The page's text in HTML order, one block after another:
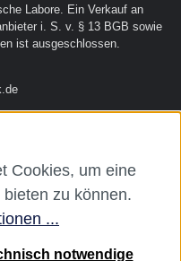
Labore. Ein Verkauf an
i. S. v. § 13 BGB sowie
ist ausgeschlossen.
Cookies, um eine
zu können.
...
notwendige